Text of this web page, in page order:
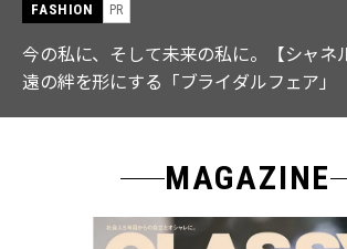
FASHION PR
【ICB】人気インフルエンサーと共同制
なる「名品ブラウス」２選
MAGAZINE